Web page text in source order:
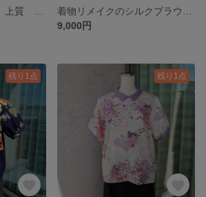
9,000円
残り1点 残り1点